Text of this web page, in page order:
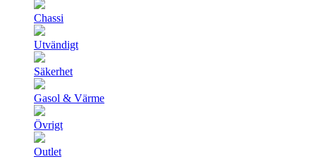
Chassi
Utvändigt
Säkerhet
Gasol & Värme
Övrigt
Outlet